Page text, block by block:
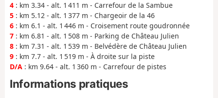
4 : km 3.34 - alt. 1 411 m - Carrefour de la Sambue
5 : km 5.12 - alt. 1 377 m - Chargeoir de la 46
6 : km 6.1 - alt. 1 446 m - Croisement route goudronnée
7 : km 6.81 - alt. 1 508 m - Parking de Château Julien
8 : km 7.31 - alt. 1 539 m - Belvédère de Château Julien
9 : km 7.7 - alt. 1 519 m - À droite sur la piste
D/A : km 9.64 - alt. 1 360 m - Carrefour de pistes
Informations pratiques